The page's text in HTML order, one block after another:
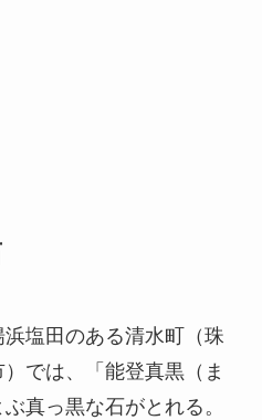
塩田のある清水町（珠
では、「能登真黒（ま
真っ黒な石がとれる。